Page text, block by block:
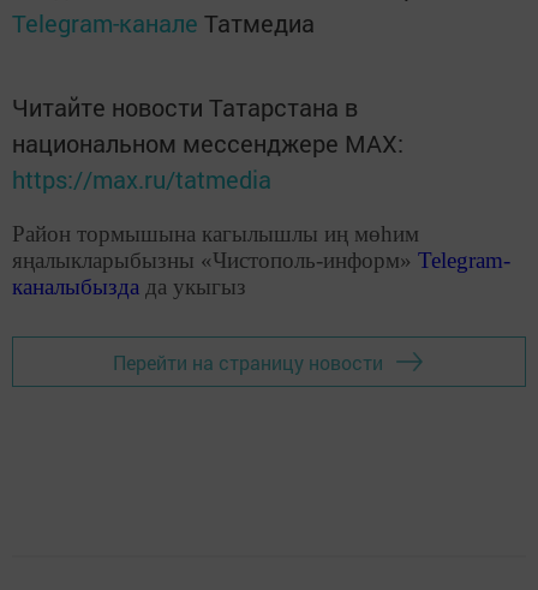
Telegram-канале Татмедиа
Читайте новости Татарстана в
национальном мессенджере MАХ:
https://max.ru/tatmedia
Район тормышына кагылышлы иң мөһим
яңалыкларыбызны «Чистополь-информ» Telegram-
каналыбызда да укыгыз
Перейти на страницу новости